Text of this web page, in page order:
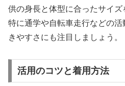
供の身長と体型に合ったサイズ
特に通学や自転車走行などの
きやすさにも注目しましょう。
活用のコツと着用方法